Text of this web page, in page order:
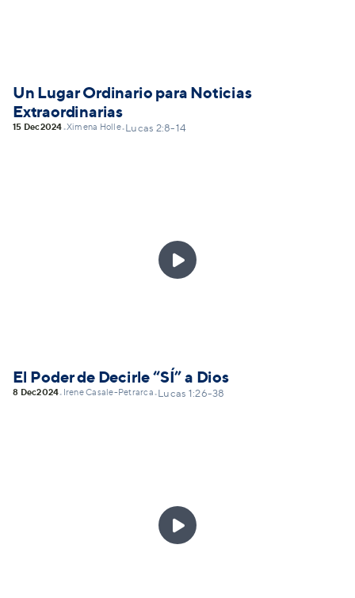
Un Lugar Ordinario para Noticias
Extraordinarias
15 Dec2024•Ximena Holle• Lucas 2:8-14

El Poder de Decirle “SÍ” a Dios
8 Dec2024• Irene Casale-Petrarca• Lucas 1:26-38
